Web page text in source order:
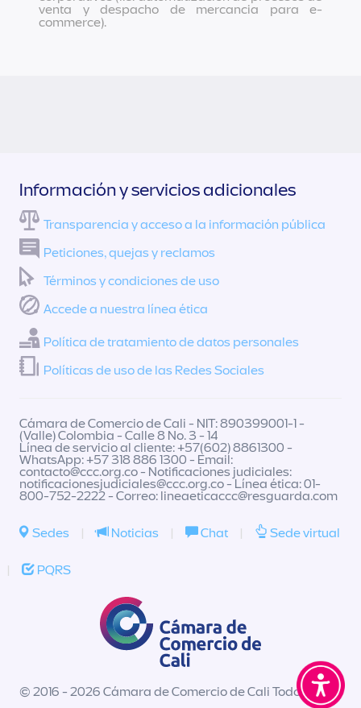
venta y despacho de mercancia para e-
commerce).
Información y servicios adicionales
Transparencia y acceso a la información pública
Peticiones, quejas y reclamos
Términos y condiciones de uso
Accede a nuestra línea ética
Política de tratamiento de datos personales
Políticas de uso de las Redes Sociales
Cámara de Comercio de Cali - NIT: 890399001-1 -
(Valle) Colombia - Calle 8 No. 3 - 14
Línea de servicio al cliente: +57(602) 8861300 -
WhatsApp: +57 318 886 1300 - Email:
contacto@ccc.org.co- Notificaciones judiciales:
notificacionesjudiciales@ccc.org.co- Línea ética: 01-
800-752-2222 - Correo: lineaeticaccc@resguarda.com
Sedes | Noticias | Chat | Sede virtual
| PQRS
© 2016 - 2026 Cámara de Comercio de Cali Todos los